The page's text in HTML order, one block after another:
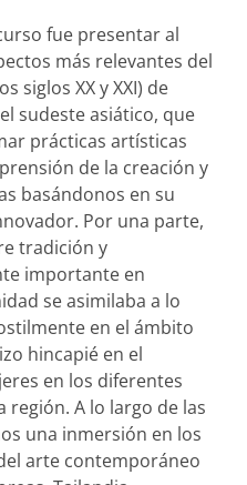
fue presentar al
más relevantes del
siglos XX y XXI) de
sudeste asiático, que
prácticas artísticas
de la creación y
basándonos en su
Por una parte,
tradición y
importante en
se asimilaba a lo
en el ámbito
hincapié en el
en los diferentes
A lo largo de las
una inmersión en los
arte contemporáneo